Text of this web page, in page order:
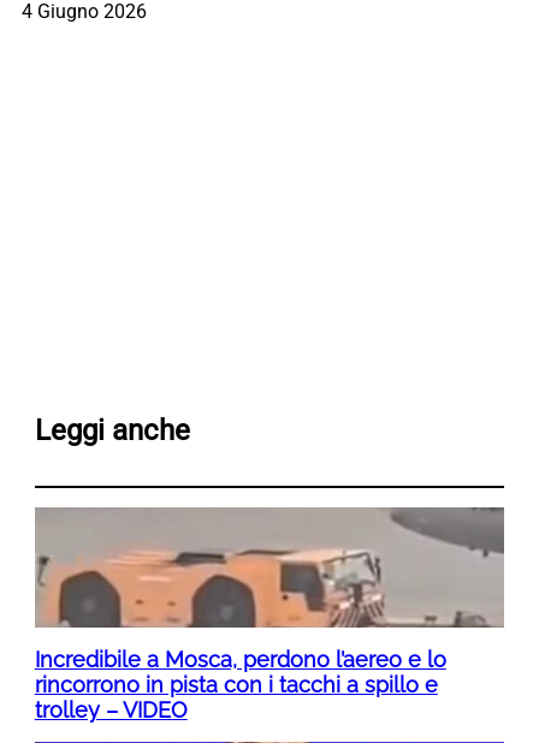
4 Giugno 2026
Leggi anche
Incredibile a Mosca, perdono l’aereo e lo
rincorrono in pista con i tacchi a spillo e
trolley – VIDEO